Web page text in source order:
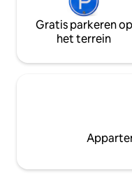
Gratis parkeren op
het terrein